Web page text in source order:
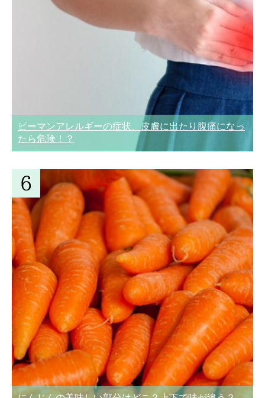
ピーマンアレルギーの症状、皮膚に出たり腹痛になっ
たら危険！？